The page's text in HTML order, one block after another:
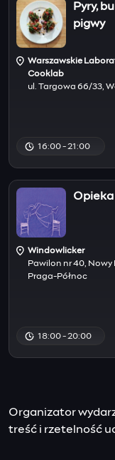
Pyry,
pigwy
Warszawskie
Cooklab
ul. Targowa 66/33,
16:00 - 21:00
Windowlicker
Pawilon nr 40, Nowy
Praga-Północ
18:00 - 20:00
Organizator
treść i rzetelność